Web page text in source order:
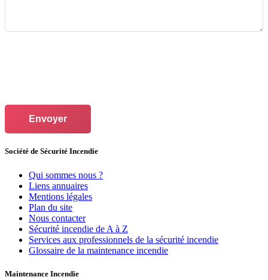
Envoyer
Société de Sécurité Incendie
Qui sommes nous ?
Liens annuaires
Mentions légales
Plan du site
Nous contacter
Sécurité incendie de A à Z
Services aux professionnels de la sécurité incendie
Glossaire de la maintenance incendie
Maintenance Incendie